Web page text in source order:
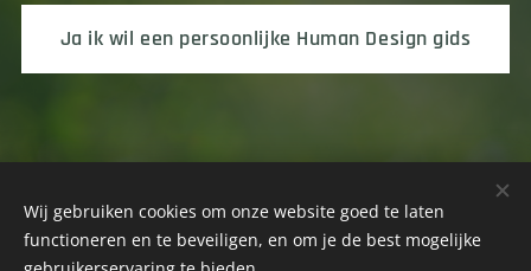
Ja ik wil een persoonlijke Human Design gids
Wij gebruiken cookies om onze website goed te laten
functioneren en te beveiligen, en om je de best mogelijke